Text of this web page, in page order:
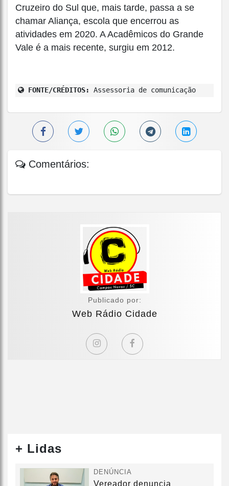
Cruzeiro do Sul que, mais tarde, passa a se
chamar Aliança, escola que encerrou as
atividades em 2020. A Acadêmicos do Grande
Vale é a mais recente, surgiu em 2012.
FONTE/CRÉDITOS: Assessoria de comunicação
Comentários:
Publicado por:
Web Rádio Cidade
+ Lidas
DENÚNCIA
Vereador denuncia